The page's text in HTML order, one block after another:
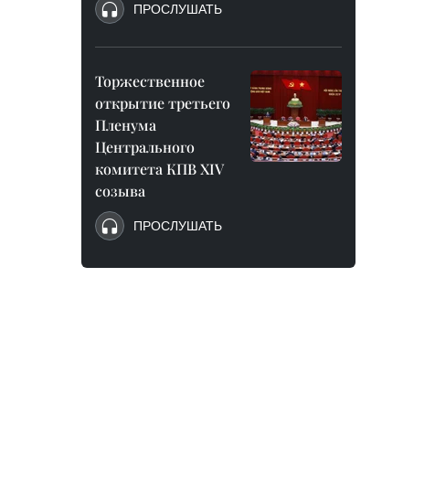
ПРОСЛУШАТЬ
Торжественное
открытие третьего
Пленума
Центрального
комитета КПВ XIV
созыва
ПРОСЛУШАТЬ